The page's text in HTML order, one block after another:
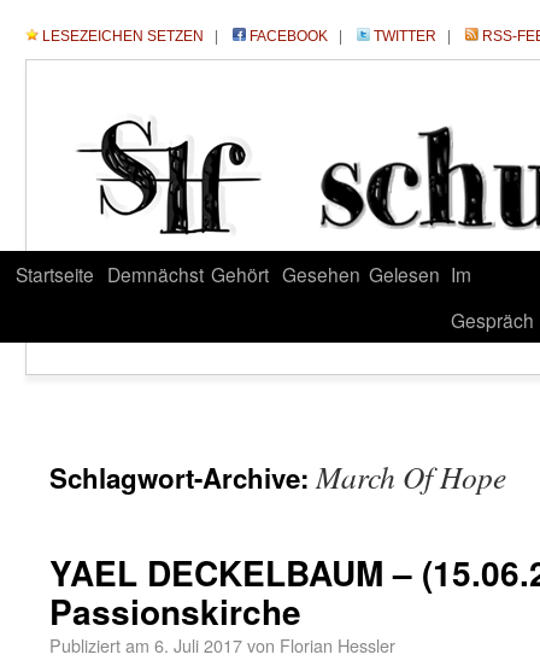
LESEZEICHEN SETZEN FACEBOOK TWITTER RSS-
Startseite Demnächst Gehört Gesehen Gelesen Im
Gespräch
Schlagwort-Archive:March Of Hope
YAEL DECKELBAUM –
Passionskirche
Publiziert am 6. Juli 2017von Florian Hessler